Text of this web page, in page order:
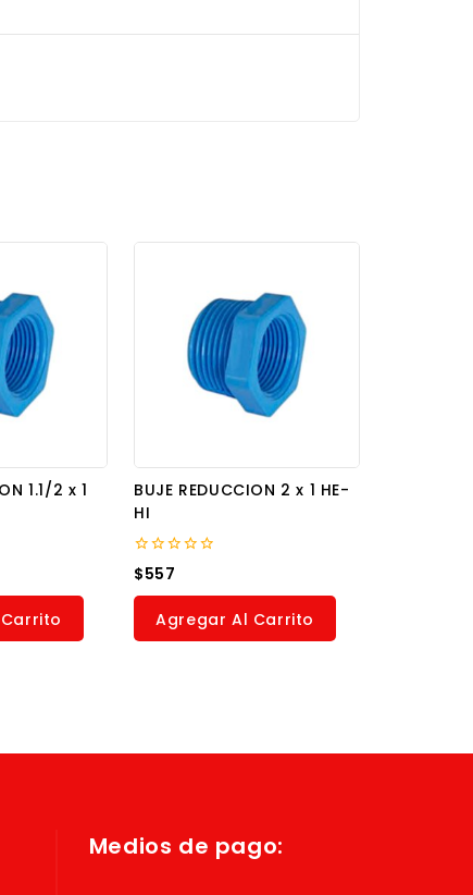
1.1/2 x 1
BUJE REDUCCION 2 x 1 HE-
HI
0
out
of
$557
Agregar Al Carrito
Medios de pago: